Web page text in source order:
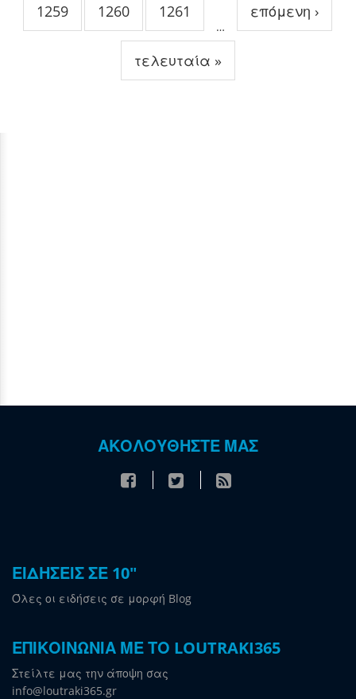
1259 1260 1261
…
επόμενη ›
τελευταία »
ΑΚΟΛΟΥΘΗΣΤΕ ΜΑΣ
ΕΙΔΗΣΕΙΣ ΣΕ 10"
Όλες οι ειδήσεις σε μορφή Blog
ΕΠΙΚΟΙΝΩΝΙΑ ΜΕ ΤΟ LOUTRAKI365
Στείλτε μας την άποψη σας
info@loutraki365.gr